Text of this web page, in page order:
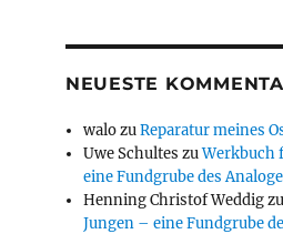
NEUESTE
walozuReparatur meines
Uwe Schultes zuWerkbuch
eine Fundgrube des
Henning Christof Weddig
Jungen – eine Fundgrube